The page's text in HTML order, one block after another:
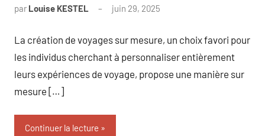
par Louise KESTEL juin 29, 2025
La création de voyages sur mesure, un choix favori pour
les individus cherchant à personnaliser entièrement
leurs expériences de voyage, propose une manière sur
mesure […]
Continuer la lecture